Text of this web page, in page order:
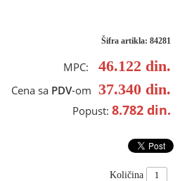
Šifra artikla: 84281
MPC: 46.122 din.
Cena sa PDV-om 37.340 din.
Popust: 8.782 din.
Količina